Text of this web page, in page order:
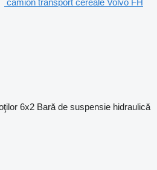
6x2 Bară de suspensie hidraulică